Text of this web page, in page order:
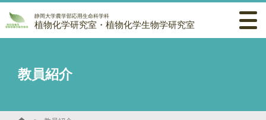
静岡大学農学部応用生命科学科
植物化学研究室・植物化学生物学研究室
教員紹介